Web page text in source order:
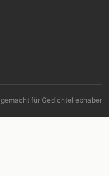
gemacht für Gedichteliebhaber